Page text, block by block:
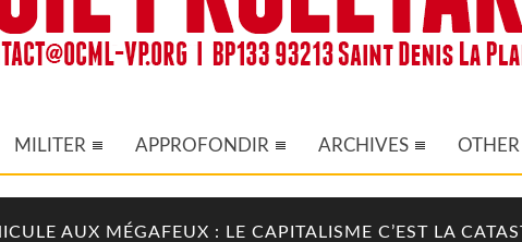
MILITER APPROFONDIR ARCHIVES
AUX MÉGAFEUX : LE CAPITALISME C’EST LA